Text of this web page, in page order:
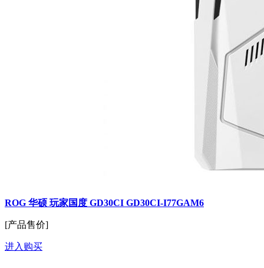
ROG 华硕 玩家国度 GD30CI GD30CI-I77GAM6
[产品售价]
进入购买